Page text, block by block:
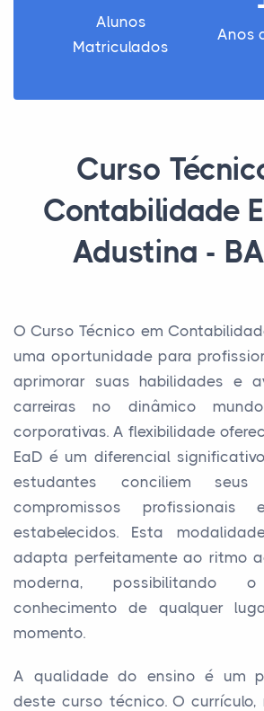
Alunos
Matriculados
Anos
Curso
Contabilidade
Adustina -
O Curso Técnico em
uma oportunidade para
aprimorar suas habilidades e
carreiras no dinâmico
corporativas. A flexibilidade
EaD é um diferencial
estudantes conciliem
compromissos
estabelecidos. Esta
adapta perfeitamente ao ritmo
moderna, possibilitando
conhecimento de qualquer
momento.
A qualidade do ensino é um
deste curso técnico. O currículo,